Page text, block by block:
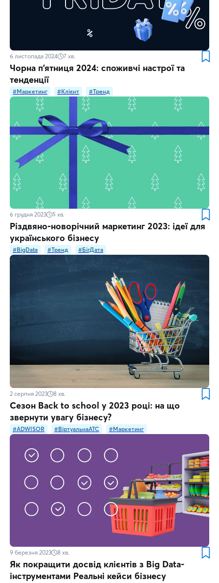
6 листопада 2024 7 хв.
Чорна п’ятниця 2024: споживчі настрої та
тенденції
#Маркетинг #Клієнт #Тренд
6 грудня 2023 5 хв.
Різдвяно-новорічний маркетинг 2023: ідеї для
українського бізнесу
#BigData #Тренд #БігДата
2 серпня 2023 8 хв.
Сезон Back to school у 2023 році: на що
звернути увагу бізнесу?
#ADWISOR #ВіртуальнаATC #Маркетинг
9 березня 2023 8 хв.
Як покращити досвід клієнтів з Big Data-
інструментами Реальні кейси бізнесу